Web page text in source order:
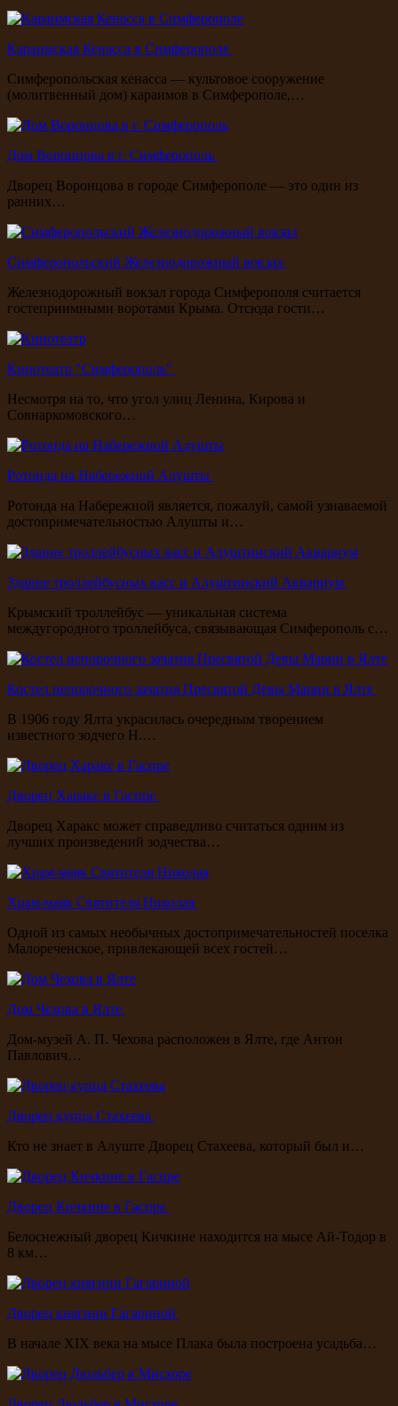
Караимская Кенасса в Симферополе
Симферопольская кенасса — культовое сооружение
(молитвенный дом) караимов в Симферополе,…
Дом Воронцова в г. Симферополь
Дворец Воронцова в городе Симферополе — это один из
ранних…
Симферопольский Железнодорожный вокзал
Железнодорожный вокзал города Симферополя считается
гостеприимными воротами Крыма. Отсюда гости…
Кинотеатр "Симферополь"
Несмотря на то, что угол улиц Ленина, Кирова и
Совнаркомовского…
Ротонда на Набережной Алушты
Ротонда на Набережной является, пожалуй, самой узнаваемой
достопримечательностью Алушты и…
Здание троллейбусных касс и Алуштинский Аквариум
Крымский троллейбус — уникальная система
междугородного троллейбуса, связывающая Симферополь с…
Костел непорочного зачатия Пресвятой Девы Марии в Ялте
В 1906 году Ялта украсилась очередным творением
известного зодчего Н.…
Дворец Харакс в Гаспре
Дворец Харакс может справедливо считаться одним из
лучших произведений зодчества…
Храм-маяк Святителя Николая
Одной из самых необычных достопримечательностей поселка
Малореченское, привлекающей всех гостей…
Дом Чехова в Ялте
Дом-музей А. П. Чехова расположен в Ялте, где Антон
Павлович…
Дворец купца Стахеева
Кто не знает в Алуште Дворец Стахеева, который был и…
Дворец Кичкине в Гаспре
Белоснежный дворец Кичкине находится на мысе Ай-Тодор в
8 км…
Дворец княгини Гагариной
В начале XIX века на мысе Плака была построена усадьба…